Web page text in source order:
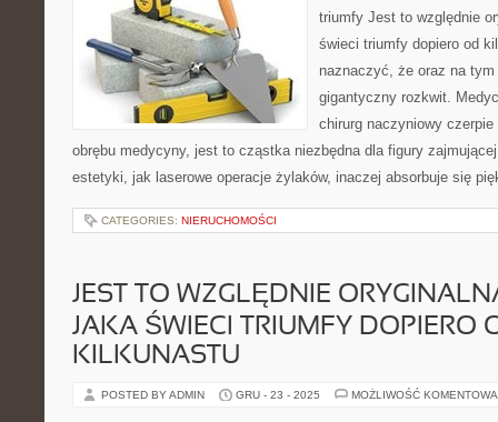
triumfy Jest to względnie
świeci triumfy dopiero od
naznaczyć, że oraz na tym
gigantyczny rozkwit.
chirurg naczyniowy
obrębu medycyny, jest to cząstka niezbędna dla figury
estetyki, jak laserowe operacje żylaków, inaczej absorbuje się
CATEGORIES: NIERUCHOMOŚCI
JEST TO WZGLĘDNIE
JAKA ŚWIECI TRIUMFY DOPIERO
KILKUNASTU
POSTED BY ADMIN GRU - 23 - 2025 MOŻLIWOŚĆ